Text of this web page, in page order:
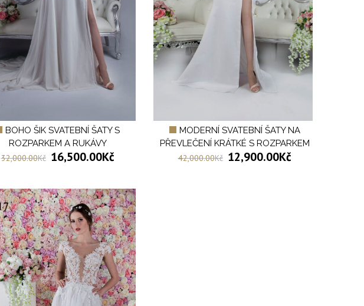
BOHO ŠIK SVATEBNÍ ŠATY S
ROZPARKEM A RUKÁVY
32,000.00Kč 16,500.00Kč
MODERNÍ SVATEBNÍ ŠATY NA
PŘEVLEČENÍ KRÁTKÉ S ROZPARKEM
42,000.00Kč 12,900.00Kč